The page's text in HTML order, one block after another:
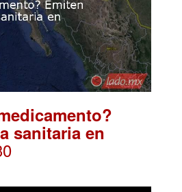
sanitaria en